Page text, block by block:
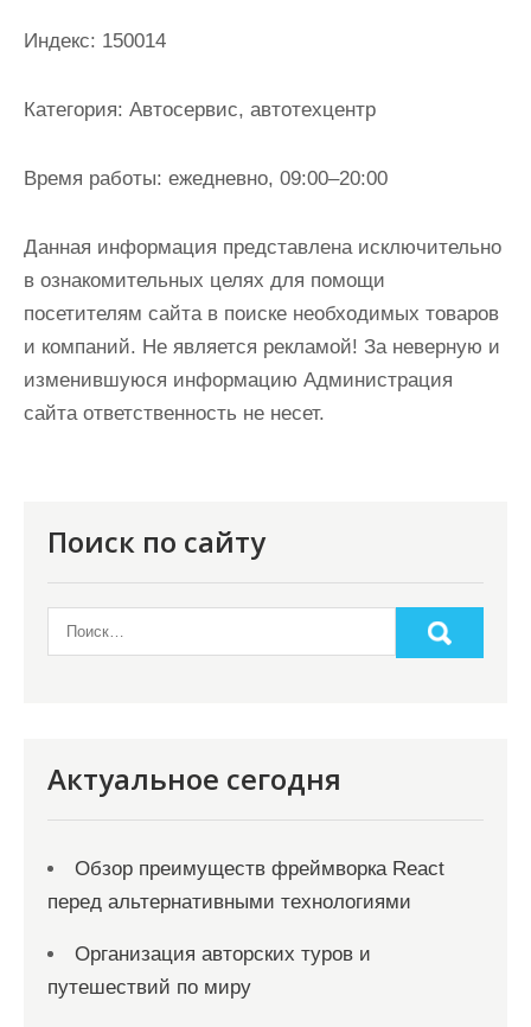
Индекс: 150014
Категория: Автосервис, автотехцентр
Время работы: ежедневно, 09:00–20:00
Данная информация представлена исключительно
в ознакомительных целях для помощи
посетителям сайта в поиске необходимых товаров
и компаний. Не является рекламой! За неверную и
изменившуюся информацию Администрация
сайта ответственность не несет.
Поиск по сайту
Актуальное сегодня
Обзор преимуществ фреймворка React
перед альтернативными технологиями
Организация авторских туров и
путешествий по миру